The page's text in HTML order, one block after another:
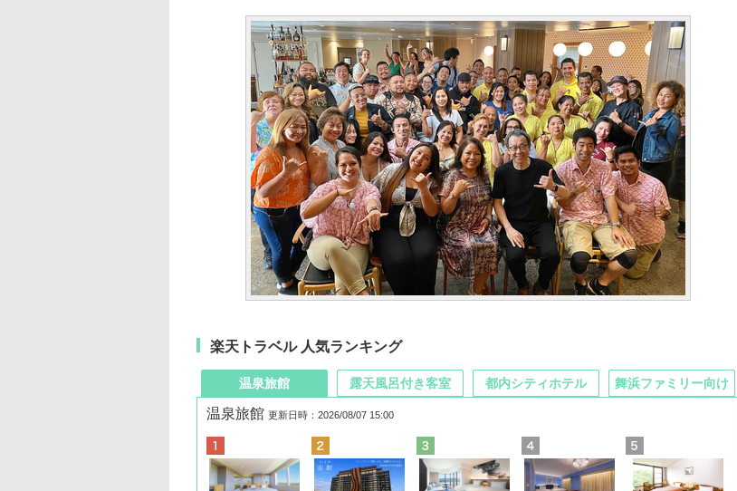
楽天トラベル 人気ランキング
温泉旅館
温泉旅館 更新日時：2026/08/07 15:00
露天風呂付き客室 都内シティホテル 舞浜ファミリー向け